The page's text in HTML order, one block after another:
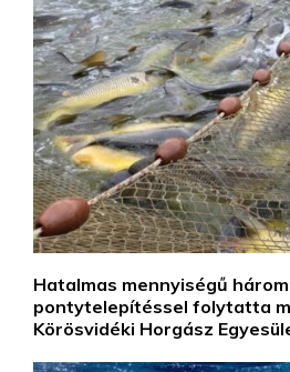
Hatalmas mennyiségű
pontytelepítéssel folytatta
Körösvidéki Horgász